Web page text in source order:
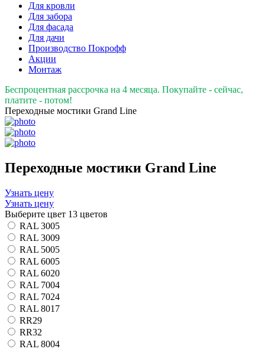
Для кровли
Для забора
Для фасада
Для дачи
Производство Покрофф
Акции
Монтаж
Беспроцентная рассрочка на 4 месяца. Покупайте - сейчас,
платите - потом!
Переходные мостики Grand Line
Переходные мостики Grand Line
Узнать цену
Узнать цену
Выберите цвет 13 цветов
RAL 3005
RAL 3009
RAL 5005
RAL 6005
RAL 6020
RAL 7004
RAL 7024
RAL 8017
RR29
RR32
RAL 8004